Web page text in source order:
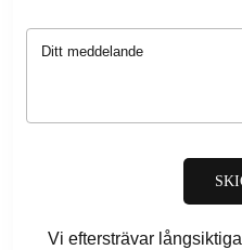
Vi eftersträvar